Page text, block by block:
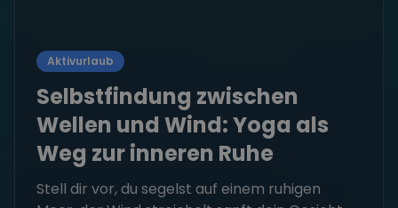
Aktivurlaub
Selbstfindung zwischen
Wellen und Wind: Yoga als
Weg zur inneren Ruhe
Stell dir vor, du segelst auf einem ruhigen